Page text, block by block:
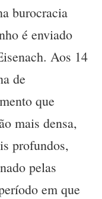
burocracia
é enviado
Aos 14
de
que
mais densa,
profundos,
pelas
em que